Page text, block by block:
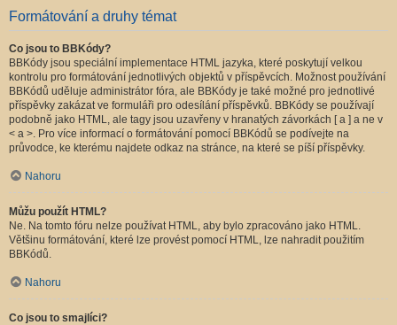
Formátování a druhy témat
Co jsou to BBKódy?
BBKódy jsou speciální implementace HTML jazyka, které poskytují velkou
kontrolu pro formátování jednotlivých objektů v příspěvcích. Možnost používání
BBKódů uděluje administrátor fóra, ale BBKódy je také možné pro jednotlivé
příspěvky zakázat ve formuláři pro odesílání příspěvků. BBKódy se používají
podobně jako HTML, ale tagy jsou uzavřeny v hranatých závorkách [ a ] a ne v
< a >. Pro více informací o formátování pomocí BBKódů se podívejte na
průvodce, ke kterému najdete odkaz na stránce, na které se píší příspěvky.
Nahoru
Můžu použít HTML?
Ne. Na tomto fóru nelze používat HTML, aby bylo zpracováno jako HTML.
Většinu formátování, které lze provést pomocí HTML, lze nahradit použitím
BBKódů.
Nahoru
Co jsou to smajlíci?